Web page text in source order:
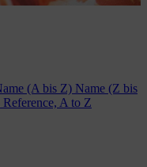
(A bis Z) Name (Z bis
Reference, A to Z